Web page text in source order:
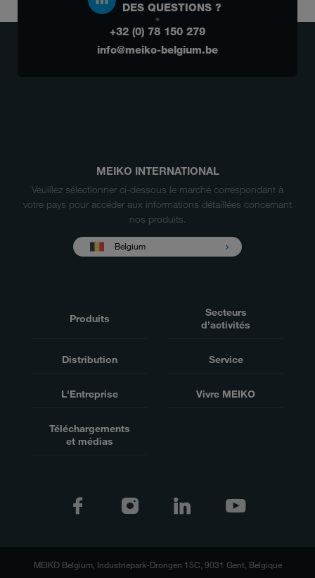
DES QUESTIONS ?
+32 (0) 78 150 279
info@meiko-belgium.be
MEIKO INTERNATIONAL
Veuillez sélectionner ci-dessous le marché correspondant à
votre pays pour accéder aux informations détaillées concernant
nos produits.
Belgium
Produits
Secteurs
d’activités
Distribution Service
L'Entreprise Vivre MEIKO
Téléchargements
et médias
MEIKO Belgium, Industriepark-Drongen 15C, 9031 Gent, Belgique